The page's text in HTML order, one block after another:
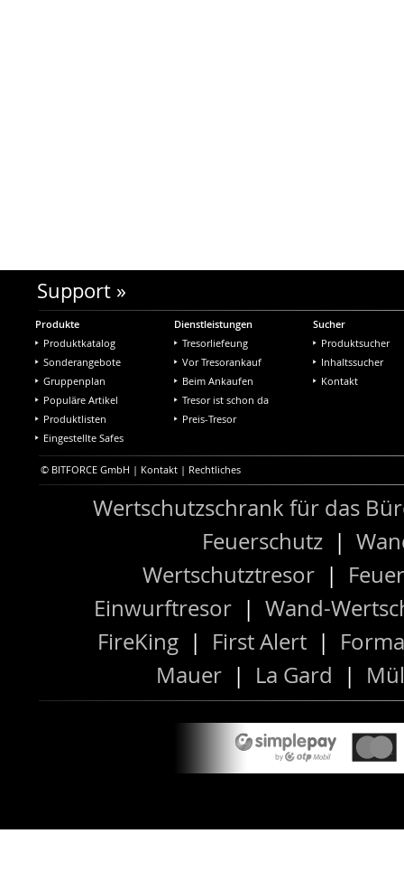
Support»
Produkte
Produktkatalog
Sonderangebote
Gruppenplan
Populäre Artikel
Produktlisten
Eingestellte Safes
Dienstleistungen
Tresorliefeung
Vor Tresorankauf
Beim Ankaufen
Tresor ist schon da
Preis-Tresor
Sucher
Produktsucher
Inhaltssucher
Kontakt
© BITFORCE GmbH | Kontakt | Rechtliches
Wertschutzschrank für das
Feuerschutz |
Wertschutztresor|
Einwurftresor| Wand-
FireKing | First Alert |
Mauer | La Gard |